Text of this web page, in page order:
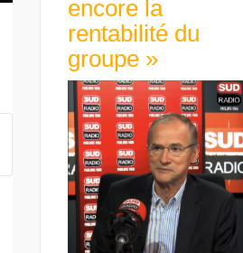
Euro numérique : la BCE
avance avec un frein à main !
encore la
rentabilité du
groupe »